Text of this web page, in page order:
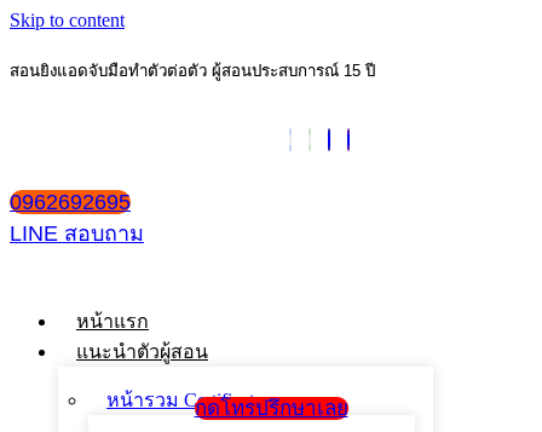
Skip to content
สอนยิงแอดจับมือทำตัวต่อตัว ผู้สอนประสบการณ์ 15 ปี
0962692695
LINE สอบถาม
หน้าแรก
แนะนำตัวผู้สอน
หน้ารวม Certificateกดโทรปรึกษาเลย